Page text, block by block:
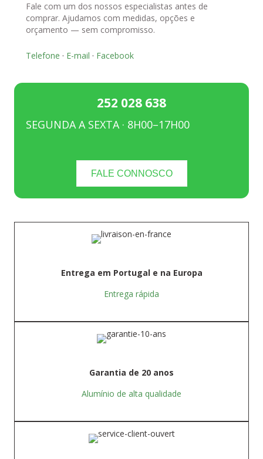
Fale com um dos nossos especialistas antes de
comprar. Ajudamos com medidas, opções e
orçamento — sem compromisso.
Telefone · E-mail · Facebook
252 028 638
SEGUNDA A SEXTA · 8H00–17H00
FALE CONNOSCO
Entrega em Portugal e na Europa
Entrega rápida
Garantia de 20 anos
Alumínio de alta qualidade